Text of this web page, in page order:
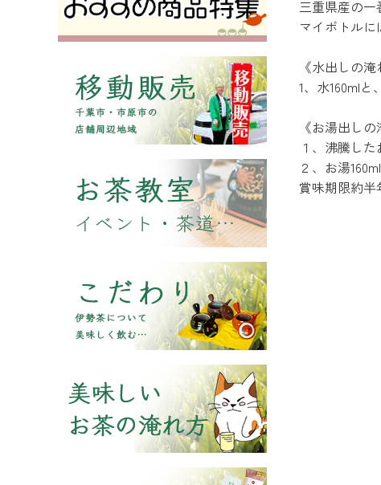
三重県産の一
マイボトル
《水出しの淹
1、水160ml
《お湯出しの
１、沸騰し
２、お湯
賞味期限約半